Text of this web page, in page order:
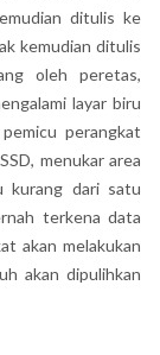
ditulis ke
kemudian ditulis
oleh peretas,
layar biru
perangkat
menukar area
kurang dari satu
terkena data
akan melakukan
akan dipulihkan